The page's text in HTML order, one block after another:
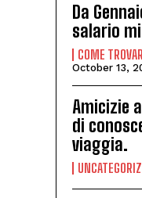
Da
salario
COME
October 13,
Amicizie
di
viaggia.